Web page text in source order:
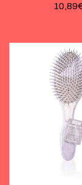
10,89€